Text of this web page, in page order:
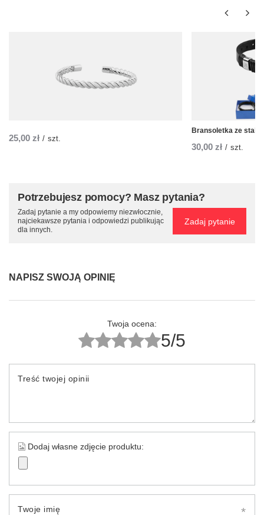
25,00 zł / szt.
Bransoletka ze stali
30,00 zł / szt.
Potrzebujesz pomocy? Masz pytania?
Zadaj pytanie a my odpowiemy niezwłocznie,
najciekawsze pytania i odpowiedzi publikując
dla innych.
Zadaj pytanie
NAPISZ SWOJĄ OPINIĘ
Twoja ocena:
5/5
Treść twojej opinii
Dodaj własne zdjęcie produktu:
Twoje imię